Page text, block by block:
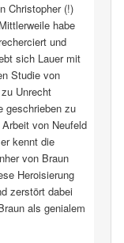
Christopher (!)
habe
und
sich Lauer mit
Studie von
Unrecht
geschrieben zu
von Neufeld
kennt die
von Braun
Heroisierung
zerstört dabei
als genialem